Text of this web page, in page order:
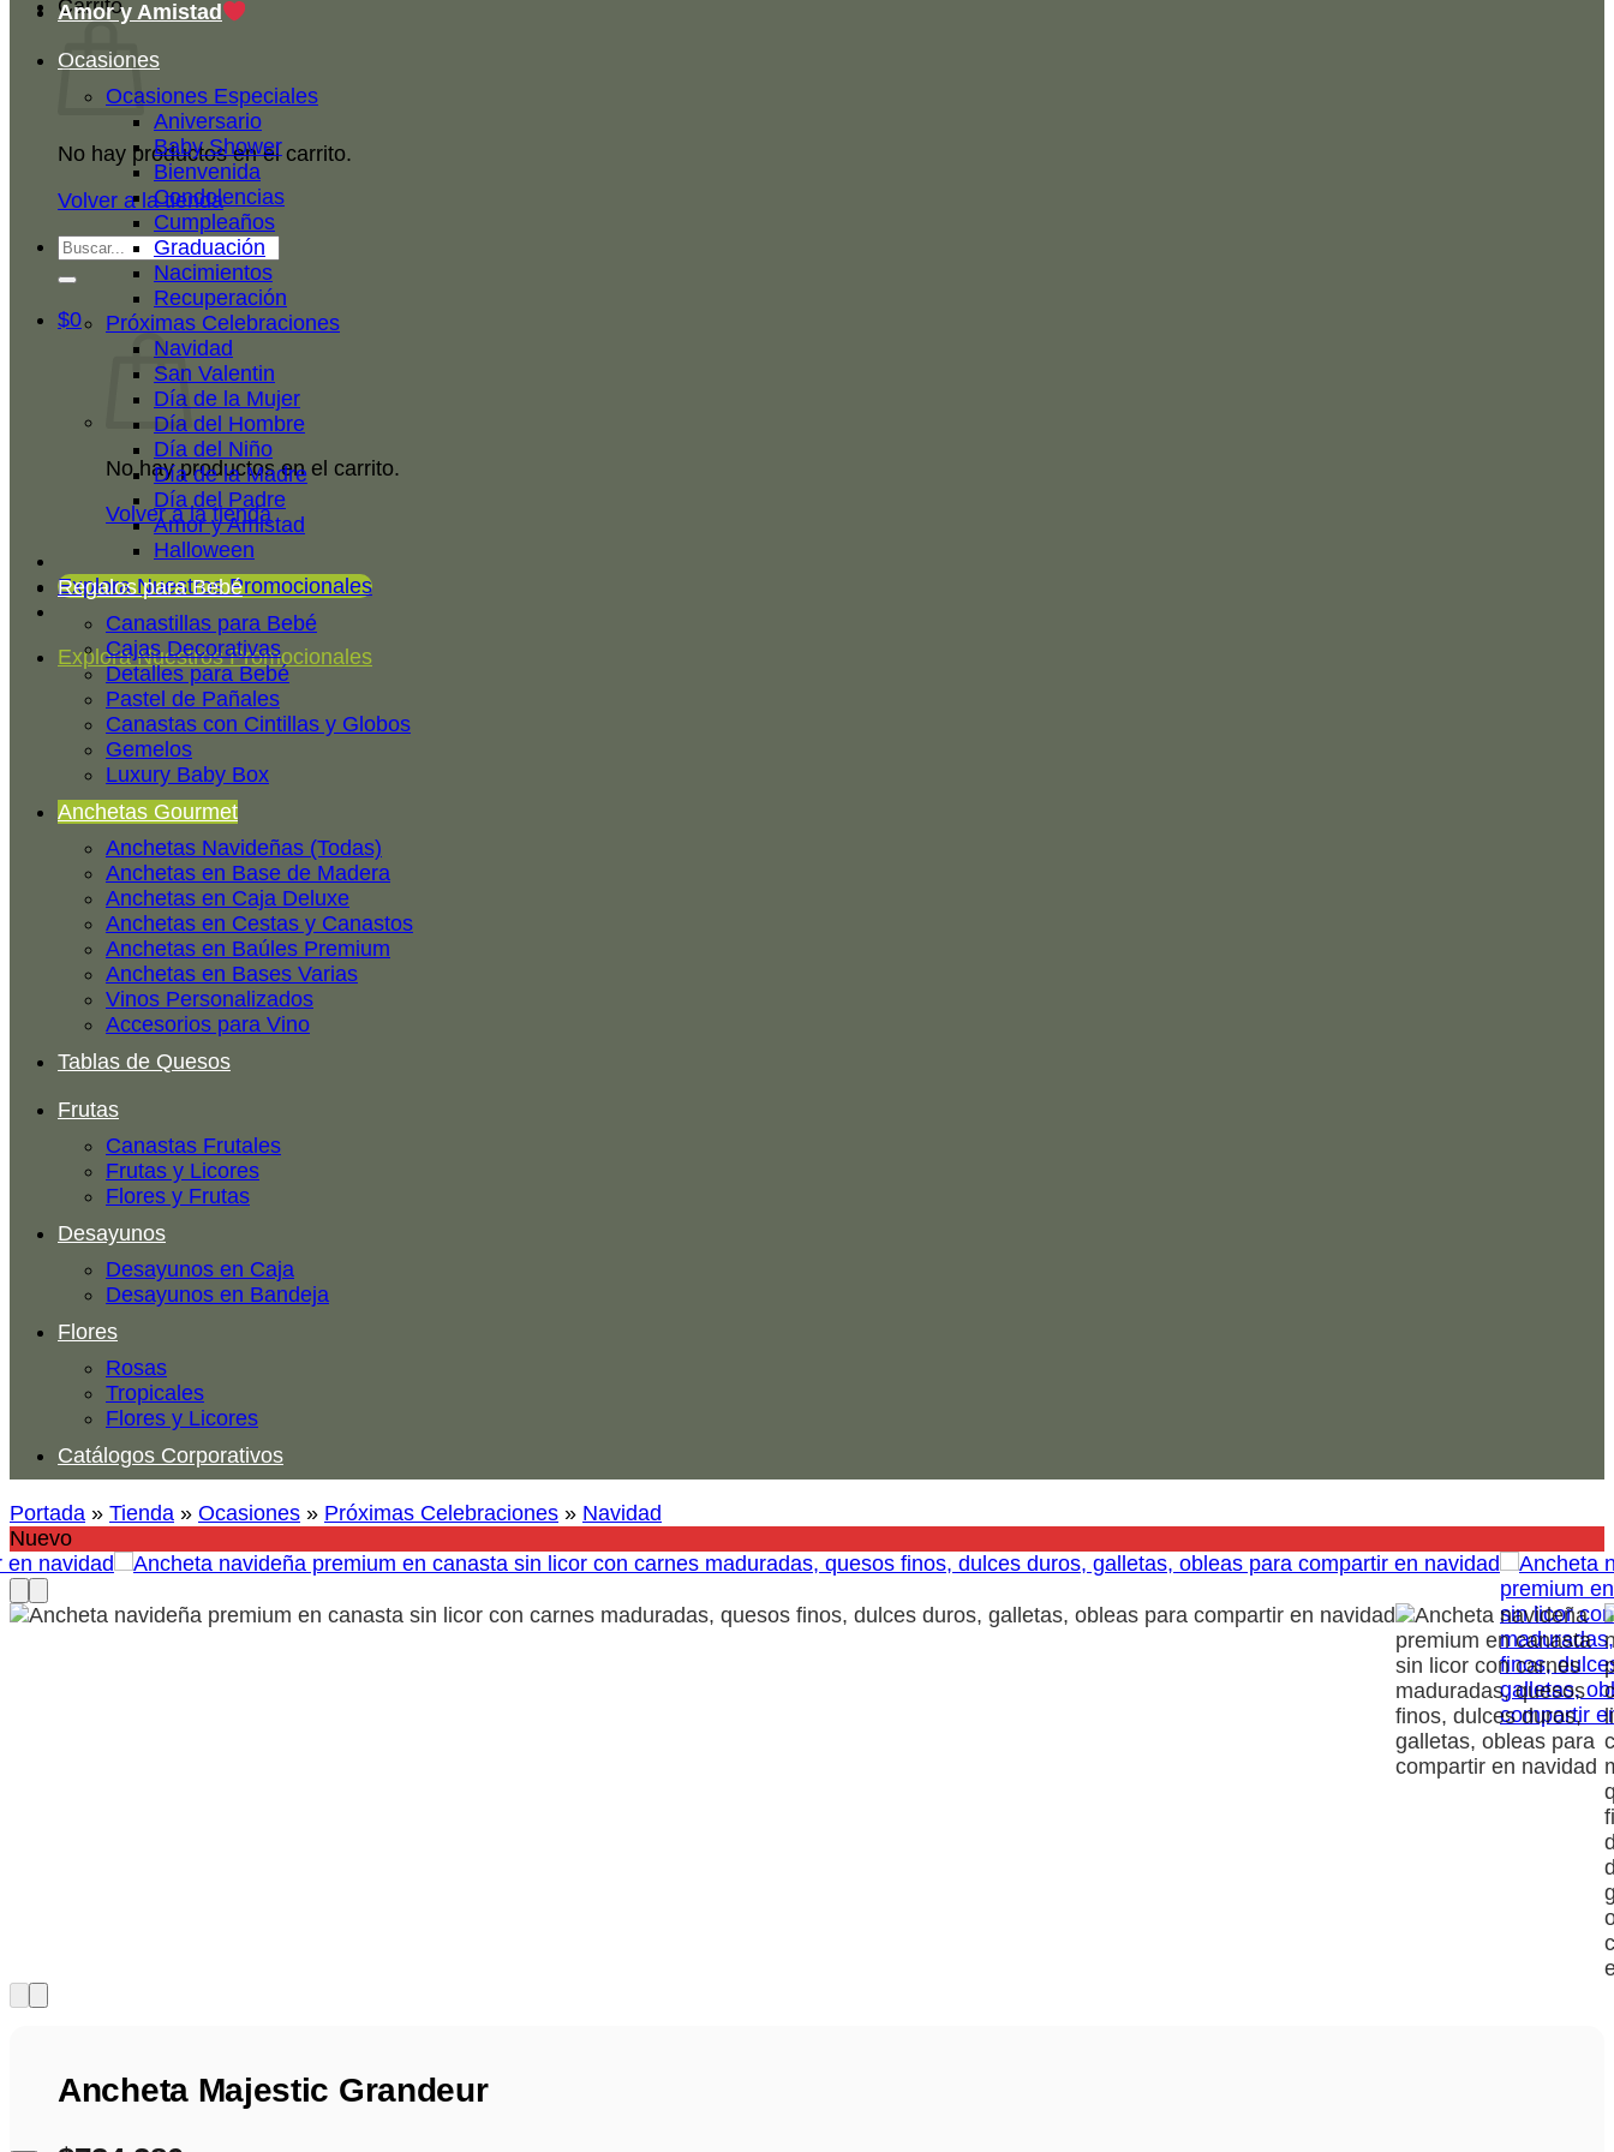
Carrito
No hay productos en el carrito.
Volver a la tienda
Buscar
por:
$0
No hay productos en el carrito.
Volver a la tienda
Explora Nuestros Promocionales
Explora Nuestros Promocionales
Amor y Amistad
Ocasiones
Ocasiones Especiales
Aniversario
Baby Shower
Bienvenida
Condolencias
Cumpleaños
Graduación
Nacimientos
Recuperación
Próximas Celebraciones
Navidad
San Valentin
Día de la Mujer
Día del Hombre
Día del Niño
Día de la Madre
Día del Padre
Amor y Amistad
Halloween
Regalos para Bebé
Canastillas para Bebé
Cajas Decorativas
Detalles para Bebé
Pastel de Pañales
Canastas con Cintillas y Globos
Gemelos
Luxury Baby Box
Anchetas Gourmet
Anchetas Navideñas (Todas)
Anchetas en Base de Madera
Anchetas en Caja Deluxe
Anchetas en Cestas y Canastos
Anchetas en Baúles Premium
Anchetas en Bases Varias
Vinos Personalizados
Accesorios para Vino
Tablas de Quesos
Frutas
Canastas Frutales
Frutas y Licores
Flores y Frutas
Desayunos
Desayunos en Caja
Desayunos en Bandeja
Flores
Rosas
Tropicales
Flores y Licores
Catálogos Corporativos
Portada » Tienda » Ocasiones » Próximas Celebraciones » Navidad
Nuevo
Ancheta Majestic Grandeur